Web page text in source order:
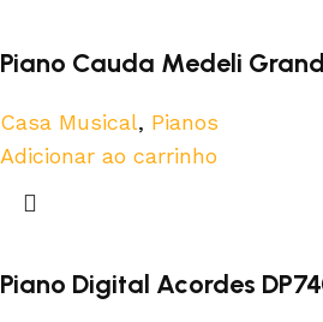
Piano Cauda Medeli
Casa Musical, Pianos
Adicionar ao carrinho
Piano Digital Acordes